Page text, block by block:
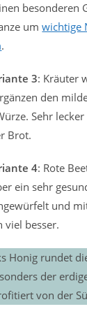
besonderen
umwichtige
.
3: Kräuter
den
Sehr lecker
Brot.
4: Rote
ein sehr
und
viel besser.
Honig rundet
der
von der